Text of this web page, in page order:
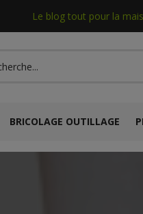
Le blog tout pour la
BRICOLAGE OUTILLAGE